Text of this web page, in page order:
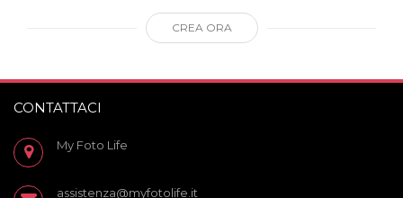
CREA ORA
CONTATTACI
My Foto Life
assistenza@myfotolife.it